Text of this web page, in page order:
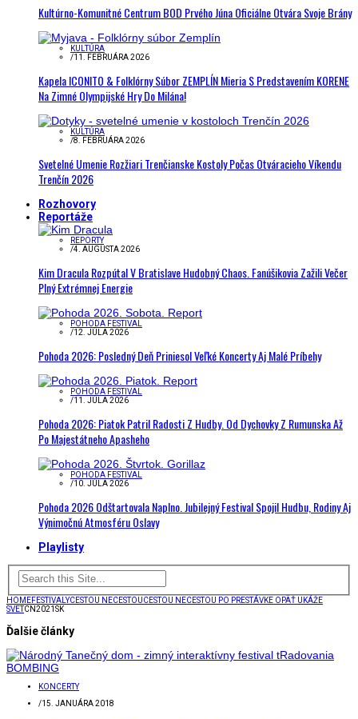
Kultúrno-Komunitné Centrum BOD Prvého Júna Oficiálne Otvára Svoje Brány
KULTÚRA
/11. FEBRUÁRA 2026
Kapela ICONITO & Folklórny Súbor ZEMPLÍN Mieria S Predstavením KORENE
Na Zimné Olympijské Hry Do Milána!
KULTÚRA
/8. FEBRUÁRA 2026
Svetelné Umenie Rozžiari Trenčianske Kostoly Počas Otváracieho Víkendu
Trenčín 2026
Rozhovory
Reportáže
REPORTY
/4. AUGUSTA 2026
Kim Dracula Rozpútal V Bratislave Hudobný Chaos. Fanúšikovia Zažili Večer
Plný Extrémnej Energie
POHODA FESTIVAL
/12. JÚLA 2026
Pohoda 2026: Posledný Deň Priniesol Veľké Koncerty Aj Malé Príbehy
POHODA FESTIVAL
/11. JÚLA 2026
Pohoda 2026: Piatok Patril Radosti Z Hudby. Od Dychovky Z Rumunska Až
Po Majestátneho Apasheho
POHODA FESTIVAL
/10. JÚLA 2026
Pohoda 2026 Odštartovala Naplno. Jubilejný Festival Spojil Hudbu, Rodiny Aj
Výnimočnú Atmosféru Oslavy
Playlisty
HOMEFESTIVALYCESTOU NECESTOUCESTOU NECESTOU PO PRESTÁVKE OPÄŤ UKÁŽE
SVETCN2021SK
Ďalšie články
KONCERTY
/15. JANUÁRA 2018